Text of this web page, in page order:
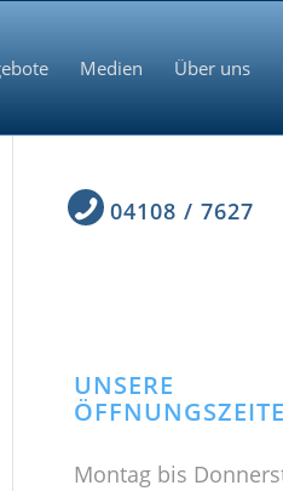
Medien Über uns
04108 / 7627
UNSERE
Montag bis